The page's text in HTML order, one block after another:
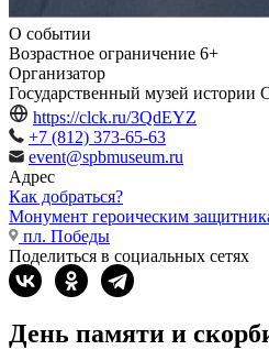
О событии
Возрастное ограничение 6+
Организатор
Государственный музей истории
https://clck.ru/3QdEYZ
+7 (812) 373-65-63
event@spbmuseum.ru
Адрес
Как добраться?
Монумент героическим
пл. Победы
Поделиться в социальных сетях
День памяти и